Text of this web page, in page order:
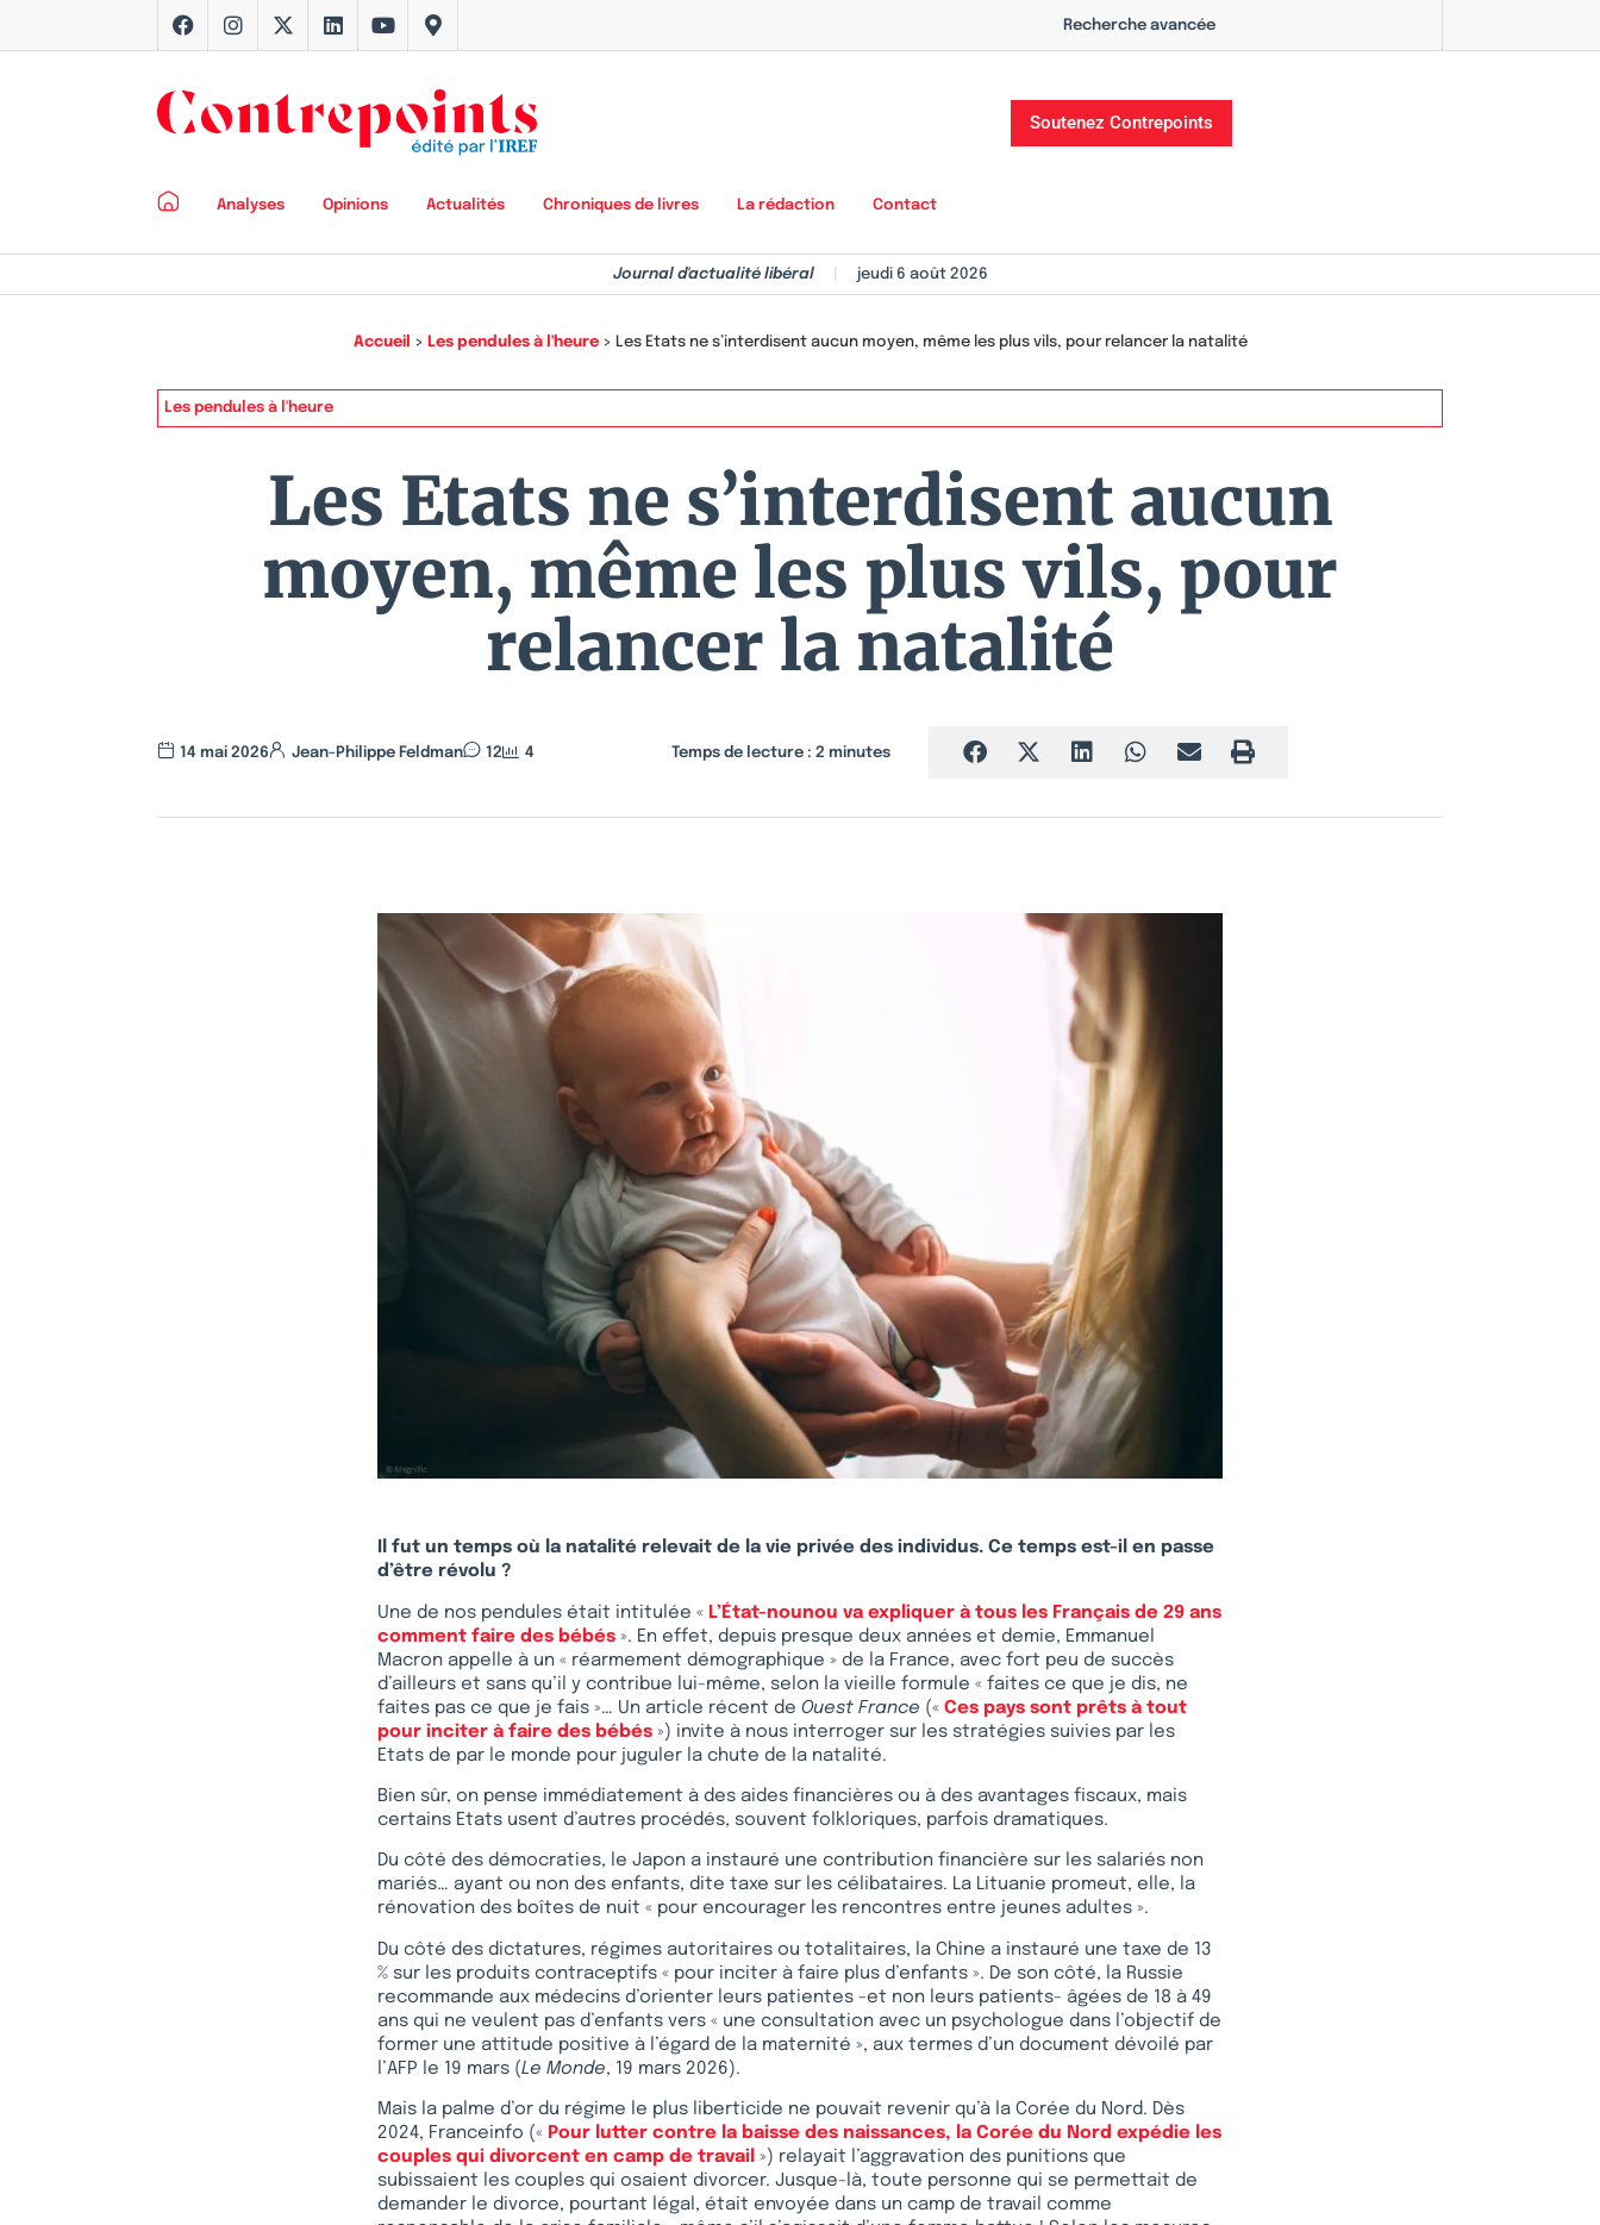
Recherche avancée
Soutenez Contrepoints
Analyses Opinions Actualités Chroniques de livres La rédaction Contact
Journal d'actualité libéral jeudi 6 août 2026
Accueil > Les pendules à l'heure> Les Etats ne s’interdisent aucun moyen, même les plus vils, pour relancer la natalité
Les pendules à l'heure
Les Etats ne s’interdisent aucun
moyen, même les plus vils, pour
relancer la natalité
14 mai 2026 Jean-Philippe Feldman 12 4 Temps de lecture : 2 minutes
Il fut un temps où la natalité relevait de la vie privée des individus. Ce temps est-il en passe
d’être révolu ?
Une de nos pendules était intitulée « L’État-nounou va expliquer à tous les Français de 29 ans
comment faire des bébés ». En effet, depuis presque deux années et demie, Emmanuel
Macron appelle à un « réarmement démographique » de la France, avec fort peu de succès
d’ailleurs et sans qu’il y contribue lui-même, selon la vieille formule « faites ce que je dis, ne
faites pas ce que je fais »… Un article récent de Ouest France (« Ces pays sont prêts à tout
pour inciter à faire des bébés ») invite à nous interroger sur les stratégies suivies par les
Etats de par le monde pour juguler la chute de la natalité.
Bien sûr, on pense immédiatement à des aides financières ou à des avantages fiscaux, mais
certains Etats usent d’autres procédés, souvent folkloriques, parfois dramatiques.
Du côté des démocraties, le Japon a instauré une contribution financière sur les salariés non
mariés… ayant ou non des enfants, dite taxe sur les célibataires. La Lituanie promeut, elle, la
rénovation des boîtes de nuit « pour encourager les rencontres entre jeunes adultes ».
Du côté des dictatures, régimes autoritaires ou totalitaires, la Chine a instauré une taxe de 13
% sur les produits contraceptifs « pour inciter à faire plus d’enfants ». De son côté, la Russie
recommande aux médecins d’orienter leurs patientes -et non leurs patients- âgées de 18 à 49
ans qui ne veulent pas d’enfants vers « une consultation avec un psychologue dans l’objectif de
former une attitude positive à l’égard de la maternité », aux termes d’un document dévoilé par
l’AFP le 19 mars (Le Monde, 19 mars 2026).
Mais la palme d’or du régime le plus liberticide ne pouvait revenir qu’à la Corée du Nord. Dès
2024, Franceinfo (« Pour lutter contre la baisse des naissances, la Corée du Nord expédie les
couples qui divorcent en camp de travail ») relayait l’aggravation des punitions que
subissaient les couples qui osaient divorcer. Jusque-là, toute personne qui se permettait de
demander le divorce, pourtant légal, était envoyée dans un camp de travail comme